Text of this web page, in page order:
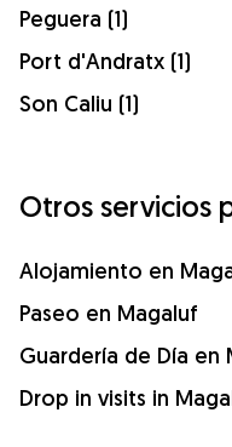
Peguera (1)
Port d'Andratx (1)
Son Caliu (1)
Otros servicios
Alojamiento en
Paseo en Magaluf
Guardería de Día en
Drop in visits in